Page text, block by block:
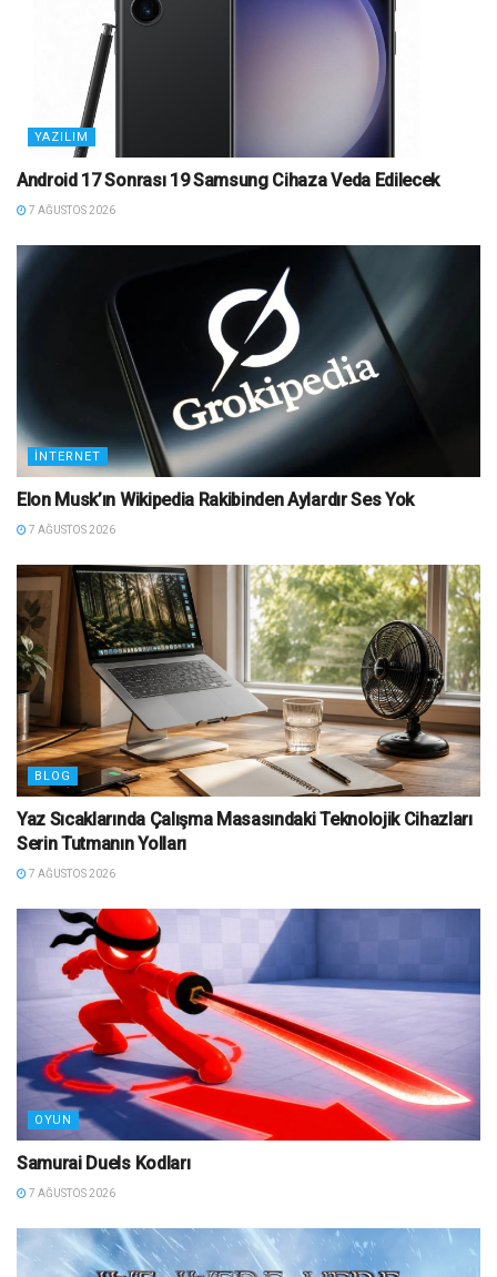
YAZILIM
Android 17 Sonrası 19 Samsung Cihaza Veda Edilecek
7 AĞUSTOS 2026
İNTERNET
Elon Musk’ın Wikipedia Rakibinden Aylardır Ses Yok
7 AĞUSTOS 2026
BLOG
Yaz Sıcaklarında Çalışma Masasındaki Teknolojik Cihazları
Serin Tutmanın Yolları
7 AĞUSTOS 2026
OYUN
Samurai Duels Kodları
7 AĞUSTOS 2026